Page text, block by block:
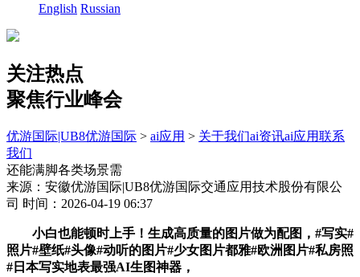
English Russian
关注热点
聚焦行业峰会
优游国际|UB8优游国际 > ai应用 > 关于我们ai资讯ai应用联系
我们
还能满脚各类场景需
来源：安徽优游国际|UB8优游国际交通应用技术股份有限公
司 时间：2026-04-19 06:37
小白也能顿时上手！生成高质量的图片做为配图，#写实#
照片#壁纸#头像#动听的图片#少女图片都雅#欧洲图片#私房照
#日本写实地表最强AI生图神器，